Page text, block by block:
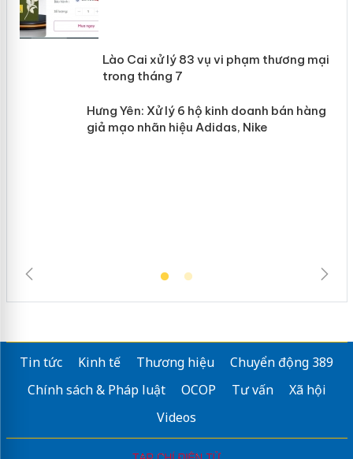
Lào Cai xử lý 83 vụ vi phạm thương
mại trong tháng 7
Tin tức Kinh tế Thương hiệu
Chuyển động 389
Chính sách & Pháp luật
OCOP Tư vấn
Xã hội
Videos